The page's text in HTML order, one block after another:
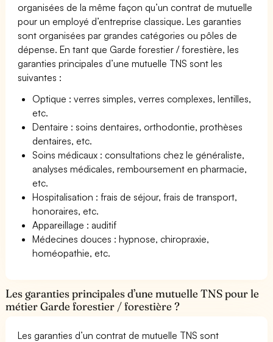
organisées de la même façon qu’un contrat de mutuelle
pour un employé d’entreprise classique. Les garanties
sont organisées par grandes catégories ou pôles de
dépense. En tant que Garde forestier / forestière, les
garanties principales d’une mutuelle TNS sont les
suivantes :
Optique : verres simples, verres complexes, lentilles,
etc.
Dentaire : soins dentaires, orthodontie, prothèses
dentaires, etc.
Soins médicaux : consultations chez le généraliste,
analyses médicales, remboursement en pharmacie,
etc.
Hospitalisation : frais de séjour, frais de transport,
honoraires, etc.
Appareillage : auditif
Médecines douces : hypnose, chiropraxie,
homéopathie, etc.
Les garanties principales d’une mutuelle TNS pour le
métier Garde forestier / forestière ?
Les garanties d’un contrat de mutuelle TNS sont